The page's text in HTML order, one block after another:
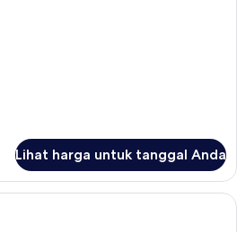
Lihat harga untuk tanggal Anda